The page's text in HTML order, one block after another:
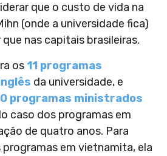
que o custo de vida na
(onde a universidade fica)
nas capitais brasileiras.
os 11 programas
da universidade, e
programas ministrados
caso dos programas em
de quatro anos. Para
em vietnamita, ela